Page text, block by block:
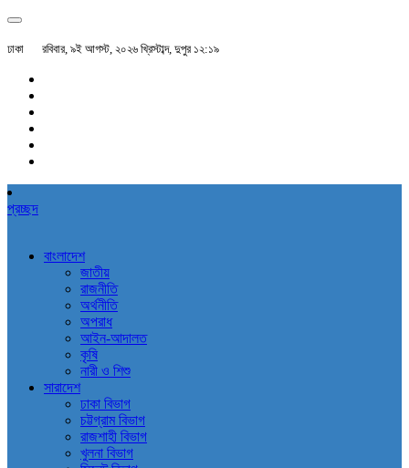
ঢাকা রবিবার, ৯ই আগস্ট, ২০২৬ খ্রিস্টাব্দ, দুপুর ১২:১৯
প্রচ্ছদ
বাংলাদেশ
জাতীয়
রাজনীতি
অর্থনীতি
অপরাধ
আইন-আদালত
কৃষি
নারী ও শিশু
সারাদেশ
ঢাকা বিভাগ
চট্টগ্রাম বিভাগ
রাজশাহী বিভাগ
খুলনা বিভাগ